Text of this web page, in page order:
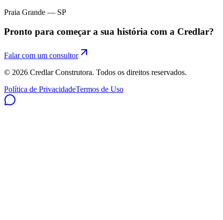
Praia Grande — SP
Pronto para começar a sua história com a Credlar?
Falar com um consultor
© 2026 Credlar Construtora. Todos os direitos reservados.
Política de PrivacidadeTermos de Uso